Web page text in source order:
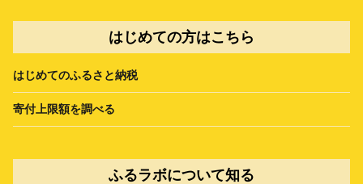
はじめての方はこちら
はじめてのふるさと納税
寄付上限額を調べる
ふるラボについて知る